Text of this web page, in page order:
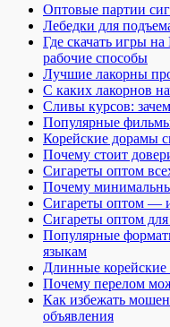
Оптовые партии
Лебедки для
Где скачать игры
рабочие способы
Лучшие лакорны
С каких лакорнов
Сливы курсов:
Популярные
Корейские дорамы
Почему стоит
Сигареты оптом
Почему
Сигареты оптом —
Сигареты оптом
Популярные
языкам
Длинные
Почему перелом
Как избежать
объявления